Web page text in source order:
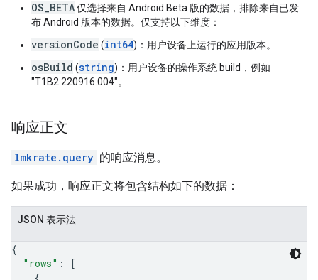
OS_BETA仅选择来自 Android Beta 版的数据，排除来自已发
布 Android 版本的数据。仅支持以下维度：
versionCode (int64)：用户设备上运行的应用版本。
osBuild (string)：用户设备的操作系统 build，例如
"T1B2.220916.004"。
响应正文
lmkrate.query 的响应消息。
如果成功，响应正文将包含结构如下的数据：
JSON 表示法
{
"rows" :
[